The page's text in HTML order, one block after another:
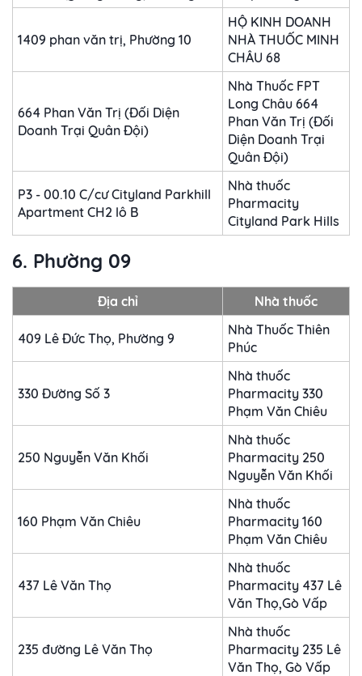
1409 phan văn trị, Phường 10
HỘ KINH DOANH
NHÀ THUỐC MINH
CHÂU 68
664 Phan Văn Trị (Đối Diện
Doanh Trại Quân Đội)
Nhà Thuốc FPT
Long Châu 664
Phan Văn Trị (Đối
Diện Doanh Trại
Quân Đội)
P3 - 00.10 C/cư Cityland Parkhill
Apartment CH2 lô B
Nhà thuốc
Pharmacity
Cityland Park Hills
6. Phường 09
Địa chỉ Nhà thuốc
409 Lê Đức Thọ, Phường 9
Nhà Thuốc Thiên
Phúc
330 Đường Số 3
Nhà thuốc
Pharmacity 330
Phạm Văn Chiêu
250 Nguyễn Văn Khối
Nhà thuốc
Pharmacity 250
Nguyễn Văn Khối
160 Phạm Văn Chiêu
Nhà thuốc
Pharmacity 160
Phạm Văn Chiêu
437 Lê Văn Thọ
Nhà thuốc
Pharmacity 437 Lê
Văn Thọ,Gò Vấp
235 đường Lê Văn Thọ
Nhà thuốc
Pharmacity 235 Lê
Văn Thọ, Gò Vấp